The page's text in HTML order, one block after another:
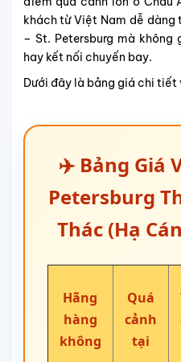
khách từ Việt Nam dễ dàng
– St. Petersburg mà
hay kết nối chuyến bay.
Dưới đây là bảng giá chi
✈️ Bảng Giá
Petersburg
Thác (Hạ
Hãng
hàng
không
Quá
cảnh
tại